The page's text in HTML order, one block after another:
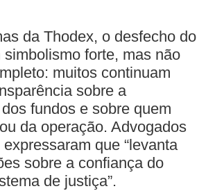
da Thodex, o desfecho do
simbolismo forte, mas não
muitos continuam
sobre a
fundos e sobre quem
da operação. Advogados
que “levanta
sobre a confiança do
de justiça”.